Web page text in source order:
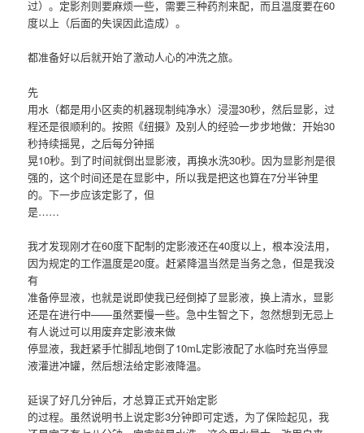
过）。定影剂则要麻烦一些，需要三种药剂来配，而且温度要在60
度以上（后面的失误因此造成）。
都准备好以后就开始了激动人心的冲洗之旅。
先
用水（都是用小区卖的机器现制纯净水）浸湿30秒，然后显影，过
程还是很顺利的。按照《纽摄》及别人的经验一步步地做：开始30
秒持续摇晃，之后每分钟摇
晃10秒。到了时间就倒出显影液，再换水洗30秒。因为显影剂是很
强的，这个时间还是在显影中，所以我是把这也算在7分半钟里
的。下一步应该定影了，但
是……
我才发现刚才在60度下配制的定影液还在40度以上，根本没法用，
因为规定的工作温度是20度。赶紧降温当然是当务之急，但是我没
有
准备停显液，也就是说即使我已经倒掉了显影液，换上清水，显影
还是在进行中——虽然要慢一些。急中生智之下，忽然想到无忌上
有人说过可以用废弃定影液来做
停显液，我赶紧手忙脚乱地倒了10mL定影液配了水临时充当停显
液灌进冲罐，然后想法给定影液降温。
延误了好几分钟后，才总算正式开始定影
的过程。虽然说明书上说定影3分钟即可定透，为了保险起见，我